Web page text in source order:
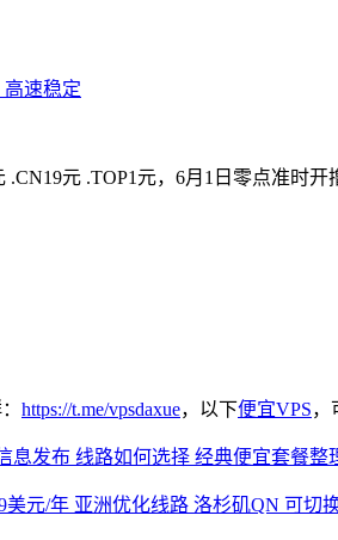
元 .TOP1元，6月1日零点准时开
https://t.me/vpsdaxue，以下便宜VPS，
发布 线路如何选择 经典便宜套餐
元/年 亚洲优化线路 洛杉矶QN 可切